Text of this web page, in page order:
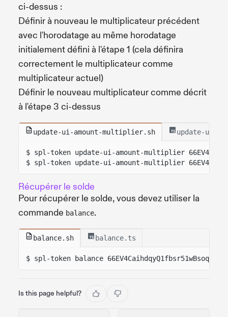
ci-dessus :
Définir à nouveau le multiplicateur précédent
avec l'horodatage au même horodatage
initialement défini à l'étape 1 (cela définira
correctement le multiplicateur comme
multiplicateur actuel)
Définir le nouveau multiplicateur comme décrit
à l'étape 3 ci-dessus
update-ui-amount-multiplier.sh update-ui-
$ spl-token update-ui-amount-multiplier
$ spl-token update-ui-amount-multiplier
Récupérer le solde
Pour récupérer le solde, vous devez utiliser la
commande balance.
balance.sh balance.ts
$ spl-token balance
Is this page helpful?